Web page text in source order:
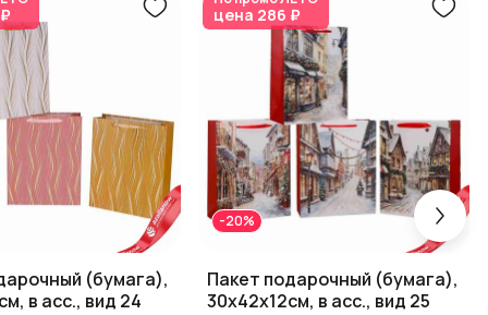
(бумага),
в асс., вид 24
цена 286 ₽
-20%
Пакет подарочный (бумага),
30х42х12см, в асс., вид 25